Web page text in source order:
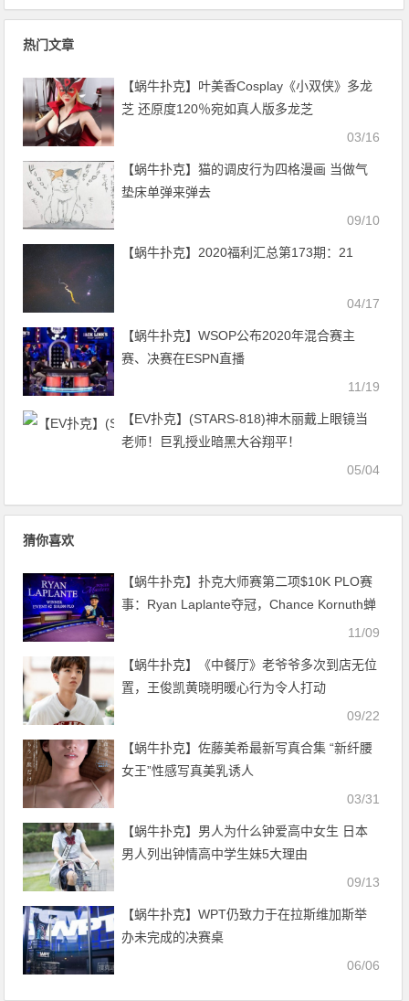
做！
有)是⋯
热门文章
【蜗牛扑克】叶美香Cosplay《小双侠》多龙
芝 还原度120％宛如真人版多龙芝
03/16
【蜗牛扑克】猫的调皮行为四格漫画 当做气
垫床单弹来弹去
09/10
【蜗牛扑克】2020福利汇总第173期：21
04/17
【蜗牛扑克】WSOP公布2020年混合赛主
赛、决赛在ESPN直播
11/19
【EV扑克】(STARS-818)神木丽戴上眼镜当
老师！巨乳授业暗黑大谷翔平！
05/04
猜你喜欢
【蜗牛扑克】扑克大师赛第二项$10K PLO赛
事：Ryan Laplante夺冠，Chance Kornuth蝉
11/09
【蜗牛扑克】《中餐厅》老爷爷多次到店无位
置，王俊凯黄晓明暖心行为令人打动
09/22
【蜗牛扑克】佐藤美希最新写真合集 “新纤腰
女王”性感写真美乳诱人
03/31
【蜗牛扑克】男人为什么钟爱高中女生 日本
男人列出钟情高中学生妹5大理由
09/13
【蜗牛扑克】WPT仍致力于在拉斯维加斯举
办未完成的决赛桌
06/06